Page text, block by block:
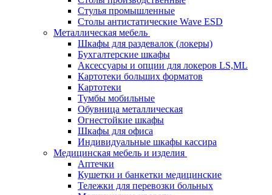
Стулья промышленные
Столы антистатические Wave ESD
Металлическая мебель
Шкафы для раздевалок (локеры)
Бухгалтерские шкафы
Аксессуары и опции для локеров LS,ML
Картотеки больших форматов
Картотеки
Тумбы мобильные
Обувница металлическая
Огнестойкие шкафы
Шкафы для офиса
Индивидуальные шкафы кассира
Медицинская мебель и изделия
Аптечки
Кушетки и банкетки медицинские
Тележки для перевозки больных